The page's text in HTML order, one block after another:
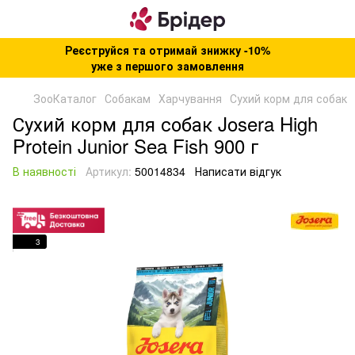
Реєструйся та отримай знижку -10%
уже з першого замовлення
ЗооКаталог Собакам Харчування Сухий корм для собак
Сухий корм для собак Josera High
Protein Junior Sea Fish 900 г
В наявності Артикул: 50014834 Написати відгук
3